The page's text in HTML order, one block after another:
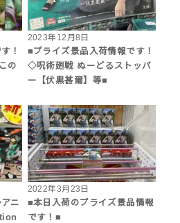
！
の
2023年12月8日
■プライズ景品入荷情報です！
◇呪術廻戦 ぬーどるストッパ
ー【伏黒甚爾】等■
ニ
2022年3月23日
■本日入荷のプライズ景品情報
です！■